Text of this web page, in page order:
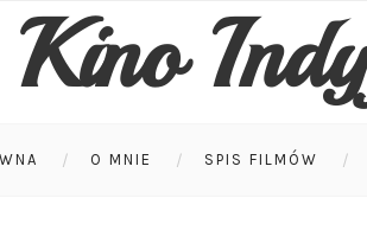
Kino
O MNIE SPIS FILMÓW